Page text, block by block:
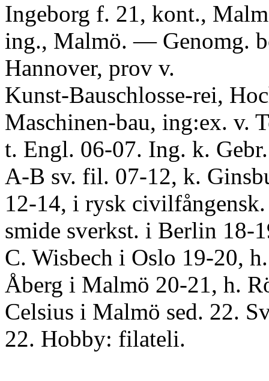
Ingeborg f. 21, kont.,
ing., Malmö. — Genomg.
Hannover, prov v.
Kunst-Bauschlosse-rei,
Maschinen-bau, ing:ex. v.
t. Engl. 06-07. Ing. k.
A-B sv. fil. 07-12, k.
12-14, i rysk
smide sverkst. i Berlin 18-
C. Wisbech i Oslo 19-20,
Åberg i Malmö 20-21, h.
Celsius i Malmö sed. 22.
22. Hobby: filateli.